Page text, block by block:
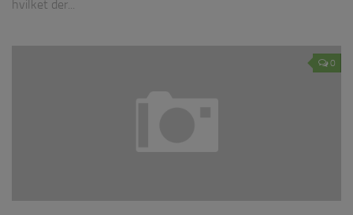
hvilket der...
0